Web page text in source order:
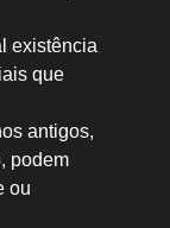
existência
que
antigos,
podem
ou